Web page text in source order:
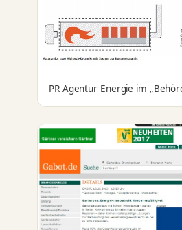
PR Agentur Energie im